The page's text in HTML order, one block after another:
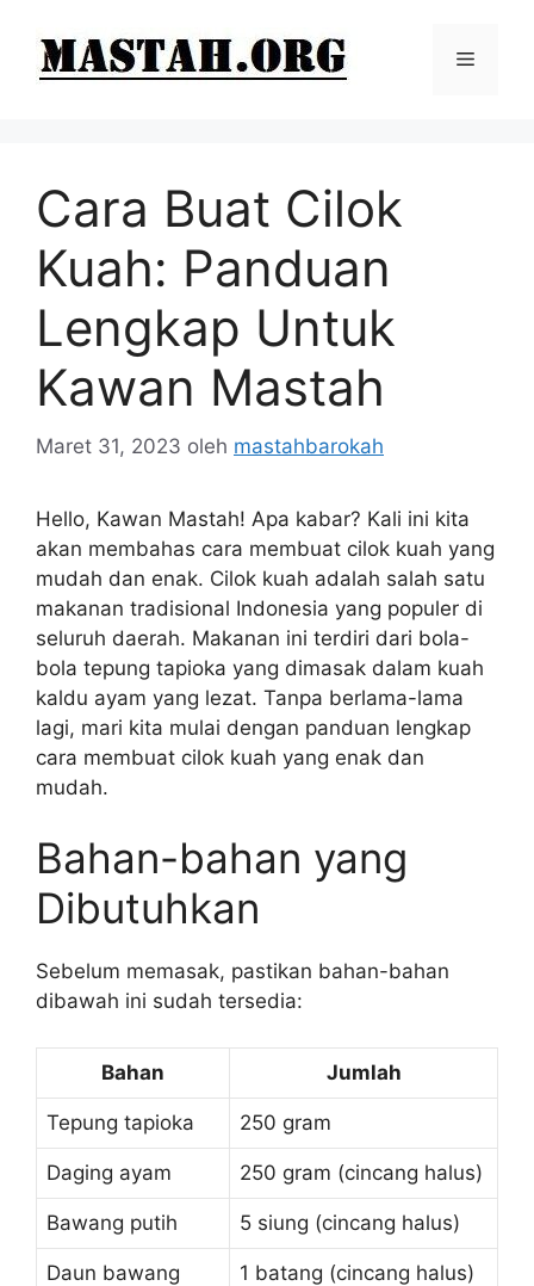
Menu
Cara Buat Cilok
Kuah: Panduan
Lengkap Untuk
Kawan Mastah
Maret 31, 2023 oleh mastahbarokah
Hello, Kawan Mastah! Apa kabar? Kali ini kita
akan membahas cara membuat cilok kuah yang
mudah dan enak. Cilok kuah adalah salah satu
makanan tradisional Indonesia yang populer di
seluruh daerah. Makanan ini terdiri dari bola-
bola tepung tapioka yang dimasak dalam kuah
kaldu ayam yang lezat. Tanpa berlama-lama
lagi, mari kita mulai dengan panduan lengkap
cara membuat cilok kuah yang enak dan
mudah.
Bahan-bahan yang
Dibutuhkan
Sebelum memasak, pastikan bahan-bahan
dibawah ini sudah tersedia:
Bahan Jumlah
Tepung tapioka 250 gram
Daging ayam 250 gram (cincang halus)
Bawang putih 5 siung (cincang halus)
Daun bawang 1 batang (cincang halus)